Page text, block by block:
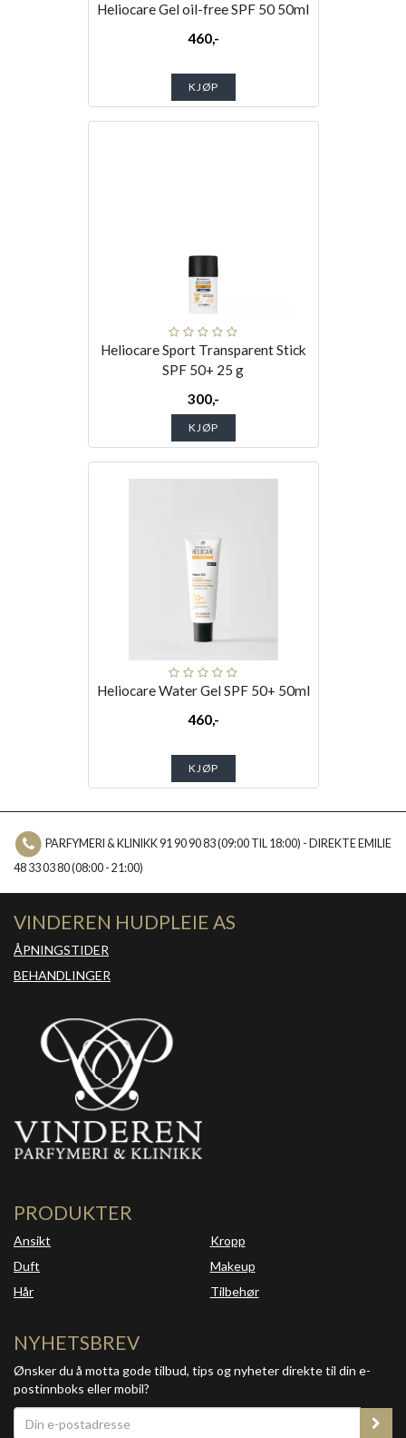
Heliocare Gel oil-free SPF 50 50ml
460,-
KJØP
Heliocare Sport Transparent Stick
SPF 50+ 25 g
300,-
KJØP
Heliocare Water Gel SPF 50+ 50ml
460,-
KJØP
PARFYMERI & KLINIKK 91 90 90 83 (09:00 TIL 18:00) - DIREKTE EMILIE
48 33 03 80 (08:00 - 21:00)
VINDEREN HUDPLEIE AS
ÅPNINGSTIDER
BEHANDLINGER
PRODUKTER
Ansikt
Duft
Hår
Kropp
Makeup
Tilbehør
NYHETSBREV
Ønsker du å motta gode tilbud, tips og nyheter direkte til din e-
postinnboks eller mobil?